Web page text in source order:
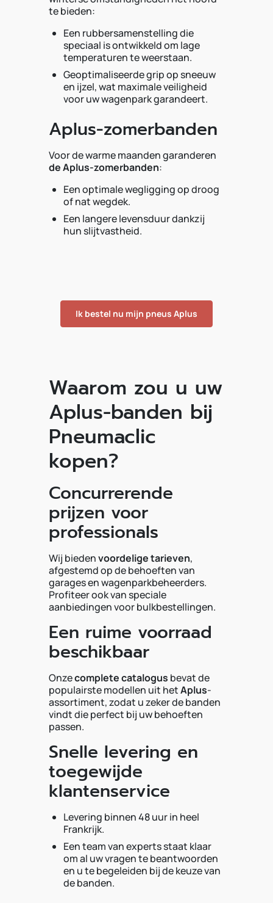
te bieden:
Een rubbersamenstelling die
speciaal is ontwikkeld om lage
temperaturen te weerstaan.
Geoptimaliseerde grip op sneeuw
en ijzel, wat maximale veiligheid
voor uw wagenpark garandeert.
Aplus-zomerbanden
Voor de warme maanden garanderen
de Aplus-zomerbanden:
Een optimale wegligging op droog
of nat wegdek.
Een langere levensduur dankzij
hun slijtvastheid.
Ik bestel nu mijn pneus Aplus
Waarom zou u uw
Aplus-banden bij
Pneumaclic
kopen?
Concurrerende
prijzen voor
professionals
Wij biedenvoordelige tarieven,
afgestemd op de behoeften van
garages en wagenparkbeheerders.
Profiteer ook van speciale
aanbiedingen voor bulkbestellingen.
Een ruime voorraad
beschikbaar
Onzecomplete catalogus bevat de
populairste modellen uit hetAplus-
assortiment, zodat u zeker de banden
vindt die perfect bij uw behoeften
passen.
Snelle levering en
toegewijde
klantenservice
Levering binnen 48 uur in heel
Frankrijk.
Een team van experts staat klaar
om al uw vragen te beantwoorden
en u te begeleiden bij de keuze van
de banden.